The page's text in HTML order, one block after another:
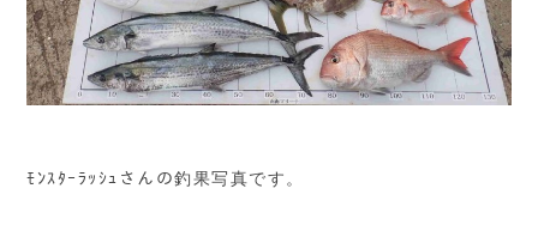
ﾓﾝｽﾀｰﾗｯｼｭさんの釣果写真です。